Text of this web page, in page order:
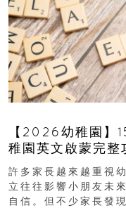
【2026幼稚園】
稚園英文啟蒙完整
許多家長越來越重視
立往往影響小朋友未
自信。但不少家長發